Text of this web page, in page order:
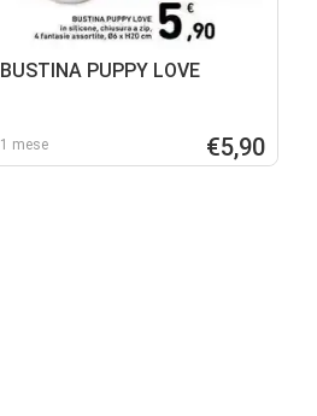
BUSTINA PUPPY LOVE
1 mese €5,90